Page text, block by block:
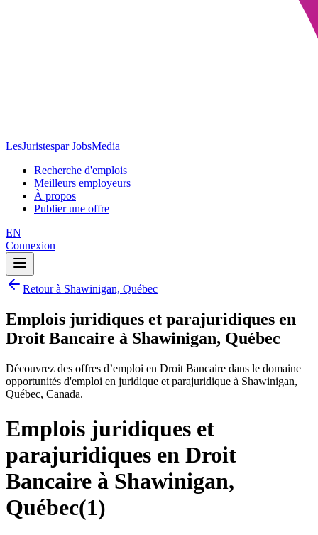
LesJuristespar JobsMedia
Recherche d'emplois
Meilleurs employeurs
À propos
Publier une offre
EN
Connexion
Retour à Shawinigan, Québec
Emplois juridiques et parajuridiques en
Droit Bancaire à Shawinigan, Québec
Découvrez des offres d’emploi en Droit Bancaire dans le domaine
opportunités d'emploi en juridique et parajuridique à Shawinigan,
Québec, Canada.
Emplois juridiques et
parajuridiques en Droit
Bancaire à Shawinigan,
Québec(1)